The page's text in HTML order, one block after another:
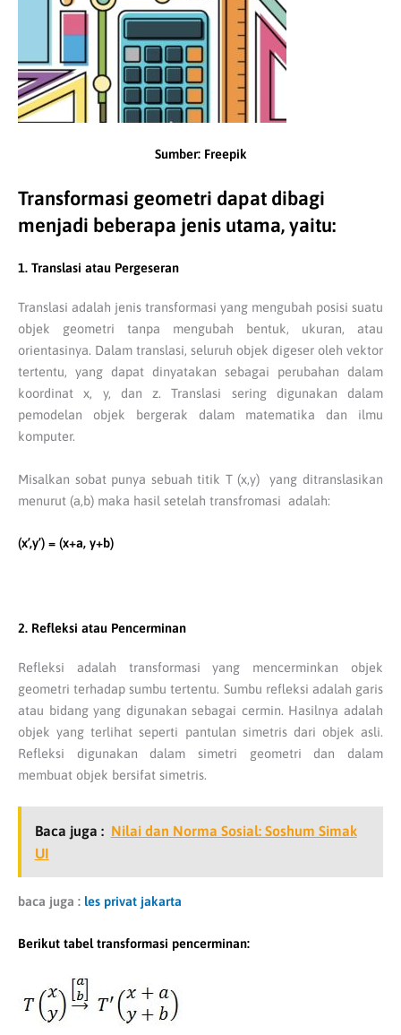
Sumber: Freepik
Transformasi geometri dapat dibagi
menjadi beberapa jenis utama, yaitu:
1. Translasi atau Pergeseran
Translasi adalah jenis transformasi yang mengubah posisi suatu
objek geometri tanpa mengubah bentuk, ukuran, atau
orientasinya. Dalam translasi, seluruh objek digeser oleh vektor
tertentu, yang dapat dinyatakan sebagai perubahan dalam
koordinat x, y, dan z. Translasi sering digunakan dalam
pemodelan objek bergerak dalam matematika dan ilmu
komputer.
Misalkan sobat punya sebuah titik T (x,y) yang ditranslasikan
menurut (a,b) maka hasil setelah transfromasi adalah:
(x’,y’) = (x+a, y+b)
2. Refleksi atau Pencerminan
Refleksi adalah transformasi yang mencerminkan objek
geometri terhadap sumbu tertentu. Sumbu refleksi adalah garis
atau bidang yang digunakan sebagai cermin. Hasilnya adalah
objek yang terlihat seperti pantulan simetris dari objek asli.
Refleksi digunakan dalam simetri geometri dan dalam
membuat objek bersifat simetris.
Baca juga : Nilai dan Norma Sosial: Soshum Simak
UI
baca juga : les privat jakarta
Berikut tabel transformasi pencerminan: